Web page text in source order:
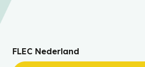
FLEC Nederland